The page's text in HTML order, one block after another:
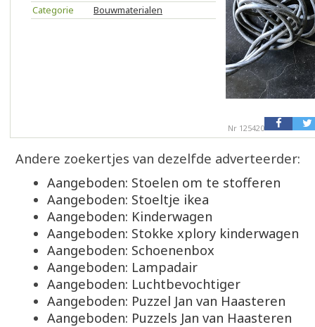
Categorie
Bouwmaterialen
Nr 125420
Andere zoekertjes van dezelfde adverteerder:
Aangeboden: Stoelen om te stofferen
Aangeboden: Stoeltje ikea
Aangeboden: Kinderwagen
Aangeboden: Stokke xplory kinderwagen
Aangeboden: Schoenenbox
Aangeboden: Lampadair
Aangeboden: Luchtbevochtiger
Aangeboden: Puzzel Jan van Haasteren
Aangeboden: Puzzels Jan van Haasteren